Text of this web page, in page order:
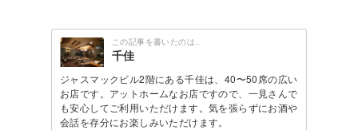
この記事を書いたのは..
千佳
ジャスマックビル2階にある千佳は、40〜50席の広い
お店です。アットホームなお店ですので、一見さんで
も安心してご利用いただけます。気を張らずにお酒や
会話を存分にお楽しみいただけます。